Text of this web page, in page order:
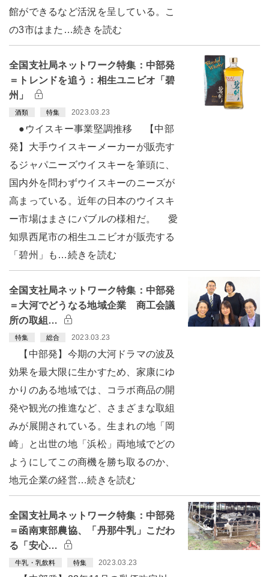
館ができるなど活況を呈している。こ
の3市はまた…続きを読む
全国支社局ネットワーク特集：中部発
＝トレンドを追う：相生ユニビオ「碧
州」
酒類 特集 2023.03.23
●ウイスキー事業堅調推移 【中部
発】大手ウイスキーメーカーが販売す
るジャパニーズウイスキーを筆頭に、
国内外を問わずウイスキーのニーズが
高まっている。近年の日本のウイスキ
ー市場はまさにバブルの様相だ。 愛
知県西尾市の相生ユニビオが販売する
「碧州」も…続きを読む
全国支社局ネットワーク特集：中部発
＝大河でどうなる地域企業 商工会議
所の取組…
特集 総合 2023.03.23
【中部発】今期の大河ドラマの波及
効果を最大限に生かすため、家康にゆ
かりのある地域では、コラボ商品の開
発や観光の推進など、さまざまな取組
みが展開されている。生まれの地「岡
崎」と出世の地「浜松」両地域でどの
ようにしてこの商機を勝ち取るのか、
地元企業の経営…続きを読む
全国支社局ネットワーク特集：中部発
＝函南東部農協、「丹那牛乳」こだわ
る「安心…
牛乳・乳飲料 特集 2023.03.23